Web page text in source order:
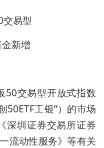
易型
新增
50交易型开放式指数
50ETF工银”）的市场
深圳证券交易所证券
流动性服务》等有关